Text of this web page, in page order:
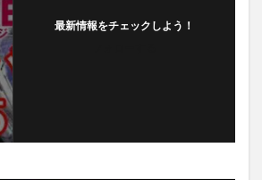
最新情報をチェックしよう！